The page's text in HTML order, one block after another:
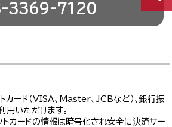
3369-7120
カード（VISA、Master、JCBなど）、銀行振
用いただけます。
トカードの情報は暗号化され安全に決済サー